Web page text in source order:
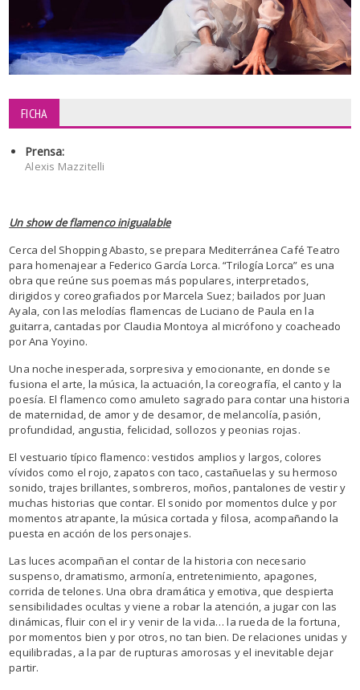
FICHA
Prensa:
Alexis Mazzitelli
Un show de flamenco inigualable
Cerca del Shopping Abasto, se prepara Mediterránea Café Teatro
para homenajear a Federico García Lorca. “Trilogía Lorca” es una
obra que reúne sus poemas más populares, interpretados,
dirigidos y coreografiados por Marcela Suez; bailados por Juan
Ayala, con las melodías flamencas de Luciano de Paula en la
guitarra, cantadas por Claudia Montoya al micrófono y coacheado
por Ana Yoyino.
Una noche inesperada, sorpresiva y emocionante, en donde se
fusiona el arte, la música, la actuación, la coreografía, el canto y la
poesía. El flamenco como amuleto sagrado para contar una historia
de maternidad, de amor y de desamor, de melancolía, pasión,
profundidad, angustia, felicidad, sollozos y peonias rojas.
El vestuario típico flamenco: vestidos amplios y largos, colores
vívidos como el rojo, zapatos con taco, castañuelas y su hermoso
sonido, trajes brillantes, sombreros, moños, pantalones de vestir y
muchas historias que contar. El sonido por momentos dulce y por
momentos atrapante, la música cortada y filosa, acompañando la
puesta en acción de los personajes.
Las luces acompañan el contar de la historia con necesario
suspenso, dramatismo, armonía, entretenimiento, apagones,
corrida de telones. Una obra dramática y emotiva, que despierta
sensibilidades ocultas y viene a robar la atención, a jugar con las
dinámicas, fluir con el ir y venir de la vida… la rueda de la fortuna,
por momentos bien y por otros, no tan bien. De relaciones unidas y
equilibradas, a la par de rupturas amorosas y el inevitable dejar
partir.